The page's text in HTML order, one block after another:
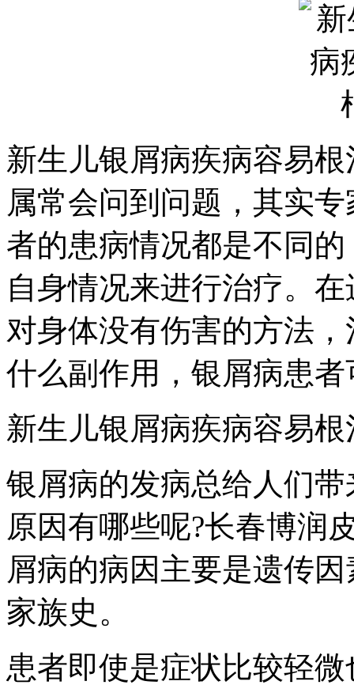
新生儿银屑病疾病容易
属常会问到问题，其实
者的患病情况都是不同
自身情况来进行治疗。
对身体没有伤害的方法
什么副作用，银屑病患
新生儿银屑病疾病容易根
银屑病的发病总给人们
原因有哪些呢?长春博润
屑病的病因主要是遗传
家族史。
患者即使是症状比较轻